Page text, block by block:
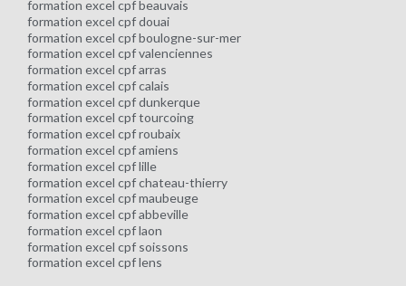
formation excel cpf beauvais
formation excel cpf douai
formation excel cpf boulogne-sur-mer
formation excel cpf valenciennes
formation excel cpf arras
formation excel cpf calais
formation excel cpf dunkerque
formation excel cpf tourcoing
formation excel cpf roubaix
formation excel cpf amiens
formation excel cpf lille
formation excel cpf chateau-thierry
formation excel cpf maubeuge
formation excel cpf abbeville
formation excel cpf laon
formation excel cpf soissons
formation excel cpf lens